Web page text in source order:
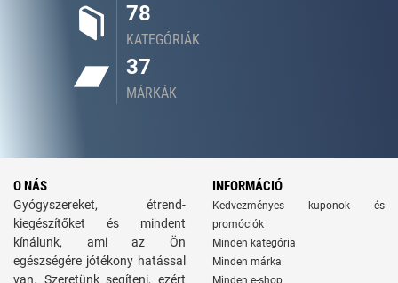
78
KATEGÓRIÁK
37
MÁRKÁK
O NÁS
Gyógyszereket, étrend-
kiegészítőket és mindent
kínálunk, ami az Ön
egészségére jótékony hatással
van. Szeretünk segíteni, ezért
INFORMÁCIÓ
Kedvezményes kuponok és
promóciók
Minden kategória
Minden márka
Minden e-shop